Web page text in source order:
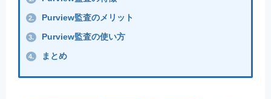
2. Purview監査のメリット
3. Purview監査の使い方
4. まとめ